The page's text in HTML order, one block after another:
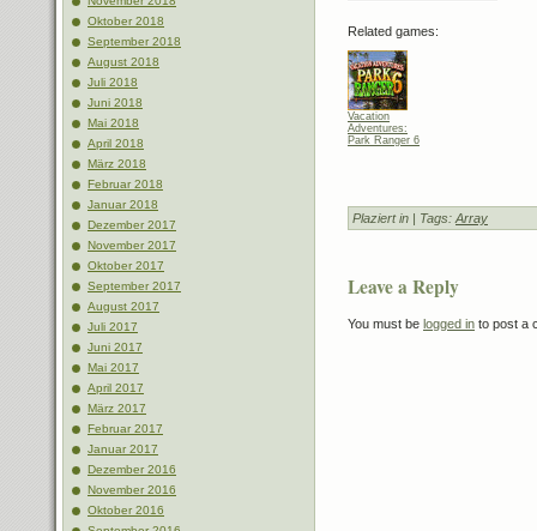
Oktober 2018
September 2018
August 2018
Juli 2018
Juni 2018
Mai 2018
April 2018
März 2018
Februar 2018
Januar 2018
Dezember 2017
November 2017
Oktober 2017
September 2017
August 2017
Juli 2017
Juni 2017
Mai 2017
April 2017
März 2017
Februar 2017
Januar 2017
Dezember 2016
November 2016
Oktober 2016
Related games:
Vacation
Adventures:
Park Ranger 6
Plaziert in | Tags:Array
Leave a Reply
You must be logged in to post a